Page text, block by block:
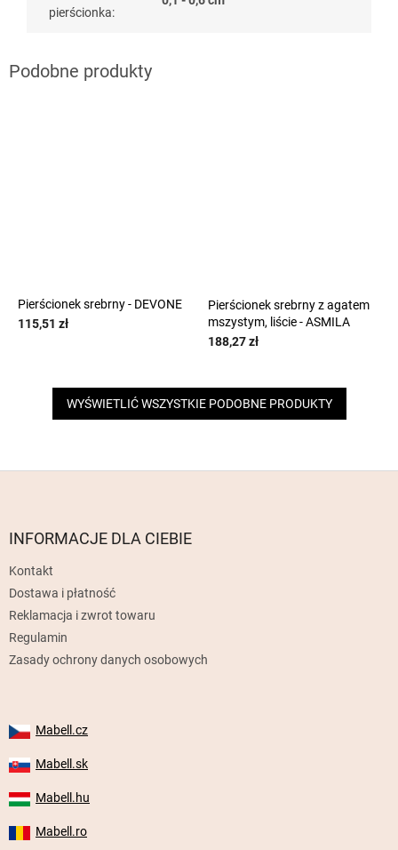
pierścionka:
Pierścionek srebrny - DEVONE
115,51 zł
Pierścionek srebrny z agatem
mszystym, liście - ASMILA
188,27 zł
WYŚWIETLIĆ WSZYSTKIE PODOBNE PRODUKTY
INFORMACJE DLA CIEBIE
Kontakt
Dostawa i płatność
Reklamacja i zwrot towaru
Regulamin
Zasady ochrony danych osobowych
Mabell.cz
Mabell.sk
Mabell.hu
Mabell.ro